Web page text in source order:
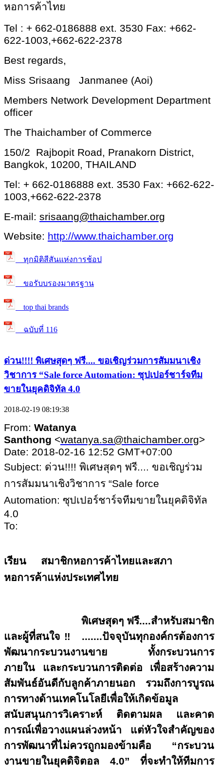
​หอการค้าไทย
Tel : + 662-0186888 ext. 3530 Fax: +662-
622-1003,+662-622-2378
Best regards,
Miss Srisaang Janmanee (Aoi)
Members Network Development Department
officer
The Thaichamber of Commerce
150/2 Rajbopit Road, Pranakorn District,
Bangkok, 10200, THAILAND
Tel: + 662-0186888 ext. 3530 Fax: +662-622-
1003,+662-622-2378
E-mail: srisaang@thaichamber.org
Website: http://www.thaichamber.org
ทุกมิติสีสันแห่งการช้อป
ขอรับบรองมาตรฐาน
top thai brands
ฉบับที่ 116
ด่วน!!!! พิเศษสุดๆ ฟรี.... ขอเชิญร่วมการสัมมนาเชิง
วิชาการ “Sale force Automation: ซุปเปอร์ชาร์จทีม
ขายในยุคดิจิทัล 4.0
2018-02-19 08:19:38
From: Watanya
Santhong <watanya.sa@thaichamber.org>
Date: 2018-02-16 12:52 GMT+07:00
Subject: ด่วน!!!! พิเศษสุดๆ ฟรี.... ขอเชิญร่วม
การสัมมนาเชิงวิชาการ “Sale force
Automation: ซุปเปอร์ชาร์จทีมขายในยุคดิจิทัล
4.0
To:
เรียน สมาชิกหอการค้าไทยและสภา
หอการค้าแห่งประเทศไทย
พิเศษสุดๆ ฟรี....สำหรับสมาชิก
และผู้ที่สนใจ ‼
.......ปัจจุบันทุกองค์กรต้องการ
พัฒนากระบวนงานขาย ทั้งกระบวนการ
ภายใน และกระบวนการติดต่อ เพื่อสร้างความ
สัมพันธ์อันดีกับลูกค้าภายนอก รวมถึงการบูรณ
การทางด้านเทคโนโลยีเพื่อให้เกิดข้อมูล
สนับสนุนการวิเคราะห์ ติดตามผล และคาด
การณ์เพื่อวางแผนล่วงหน้า แต่หัวใจสำคัญของ
การพัฒนาที่ไม่ควรถูกมองข้ามคือ “กระบวน
งานขายในยุคดิจิตอล 4.0” ที่จะทำให้ทีมการ